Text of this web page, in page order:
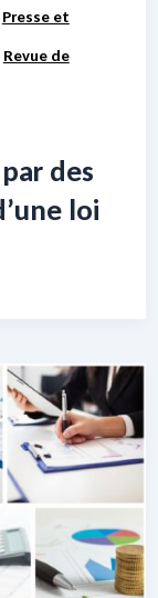
Presse et
Revue de
des
loi